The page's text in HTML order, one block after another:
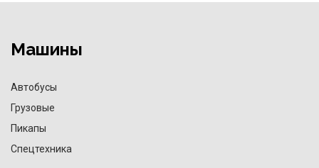
Машины
Автобусы
Грузовые
Пикапы
Спецтехника